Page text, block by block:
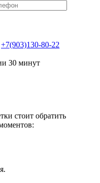
+7(903)130-80-22
30 минут
стоит обратить